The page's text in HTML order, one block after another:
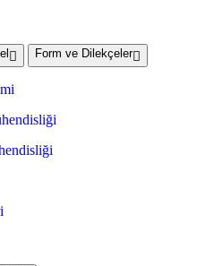
Form ve Dilekçeler